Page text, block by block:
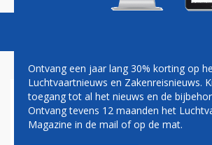
UNITED AIRLINES
GELD VOOR
Ontvang een jaar lang 30% korting op
Luchtvaartnieuws en Zakenreisnieuws.
toegang tot al het nieuws en de
Ontvang tevens 12 maanden het
Magazine in de mail of op de mat.